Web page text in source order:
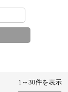
1～30件を表示